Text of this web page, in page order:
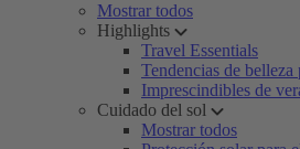
Mostrar todos
Highlights
Travel Essentials
Tendencias de
Imprescindibles de
Cuidado del sol
Mostrar todos